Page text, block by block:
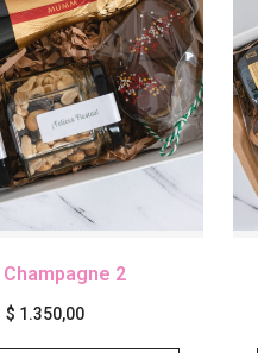
Champagne 2
$ 1.350,00